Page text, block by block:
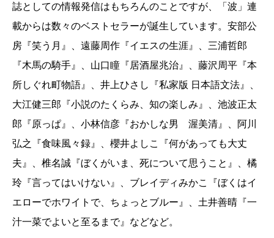
誌としての情報発信はもちろんのことですが、「波」連
載からは数々のベストセラーが誕生しています。安部公
房『笑う月』、遠藤周作『イエスの生涯』、三浦哲郎
『木馬の騎手』、山口瞳『居酒屋兆治』、藤沢周平『本
所しぐれ町物語』、井上ひさし『私家版 日本語文法』、
大江健三郎『小説のたくらみ、知の楽しみ』、池波正太
郎『原っぱ』、小林信彦『おかしな男 渥美清』、阿川
弘之『食味風々録』、櫻井よしこ『何があっても大丈
夫』、椎名誠『ぼくがいま、死について思うこと』、橘
玲『言ってはいけない』、ブレイディみかこ『ぼくはイ
エローでホワイトで、ちょっとブルー』、土井善晴『一
汁一菜でよいと至るまで』などなど。